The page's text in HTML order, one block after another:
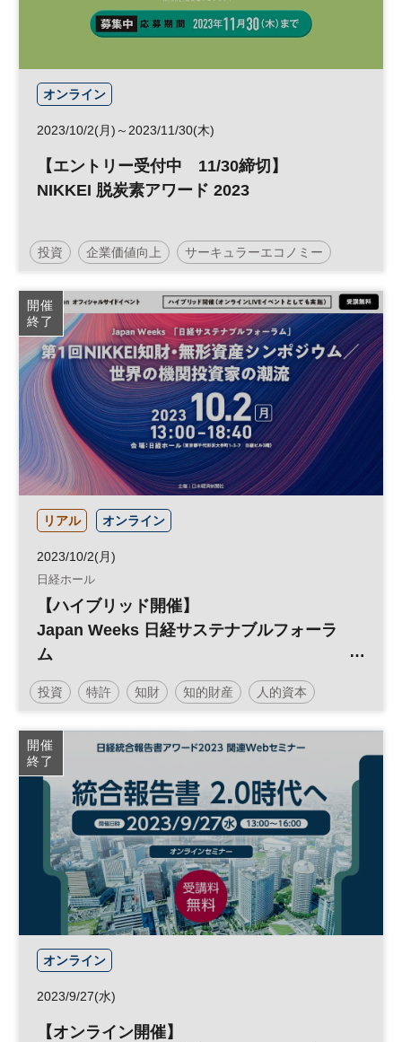
オンライン
2023/10/2(月)～2023/11/30(木)
【エントリー受付中 11/30締切】
NIKKEI 脱炭素アワード 2023
投資 企業価値向上 サーキュラーエコノミー
NIKKEI脱炭素プロジェクト 社会課題
サステナビリティ 企業価値 脱炭素
カーボンニュートラル アワード エネルギー
サステナブル ESG 経営戦略 ESG投資
生物多様性
開催
終了
リアル オンライン
2023/10/2(月)
日経ホール
【ハイブリッド開催】
Japan Weeks 日経サステナブルフォーラ
ム
第1回NIKKEI知財・無形資産シンポジウム
／世界の機関投資家の潮流
投資 特許 知財 知的財産 人的資本
サステナビリティ 金融 経営 サステナブル
法務
開催
終了
オンライン
2023/9/27(水)
【オンライン開催】